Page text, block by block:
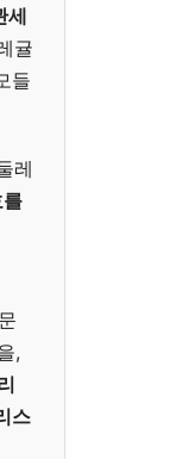
세
귤
들
레
,
스